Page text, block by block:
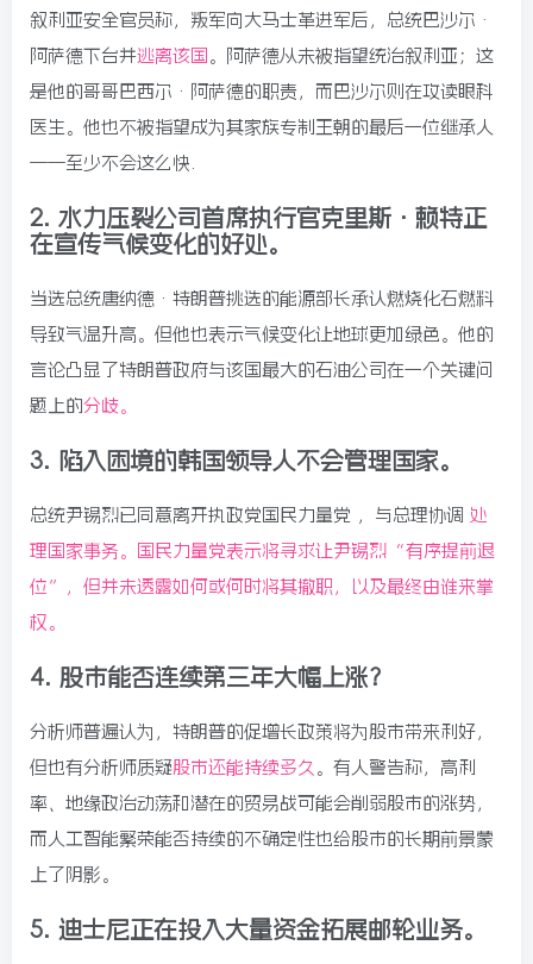
叙利亚安全官员称，叛军向大马士革进军后，总统巴沙尔·
阿萨德下台并逃离该国 。阿萨德从未被指望统治叙利亚；这
是他的哥哥巴西尔·阿萨德的职责，而巴沙尔则在攻读眼科
医生。他也不被指望成为其家族专制王朝的最后一位继承人
——至少不会这么快.
2. 水力压裂公司首席执行官克里斯·赖特正
在宣传气候变化的好处。
当选总统唐纳德·特朗普挑选的能源部长承认燃烧化石燃料
导致气温升高。但他也表示气候变化让地球更加绿色。他的
言论凸显了特朗普政府与该国最大的石油公司在一个关键问
题上的分歧。
3. 陷入困境的韩国领导人不会管理国家。
总统尹锡烈已同意离开执政党国民力量党 ，与总理协调 处
理国家事务。国民力量党表示将寻求让尹锡烈“有序提前退
位”，但并未透露如何或何时将其撤职，以及最终由谁来掌
权。
4. 股市能否连续第三年大幅上涨？
分析师普遍认为，特朗普的促增长政策将为股市带来利好，
但也有分析师质疑股市还能持续多久 。有人警告称，高利
率、地缘政治动荡和潜在的贸易战可能会削弱股市的涨势，
而人工智能繁荣能否持续的不确定性也给股市的长期前景蒙
上了阴影。
5. 迪士尼正在投入大量资金拓展邮轮业务。